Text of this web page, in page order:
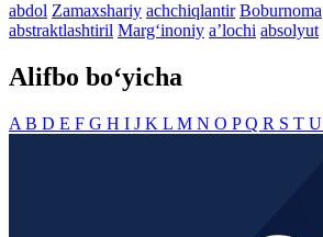
abdol Zamaxshariy achchiqlantir Boburnoma
abstraktlashtiril Marg‘inoniy aʼlochi absolyut
Alifbo bo‘yicha
A B D E F G H I J K L M N O PQ R S T U